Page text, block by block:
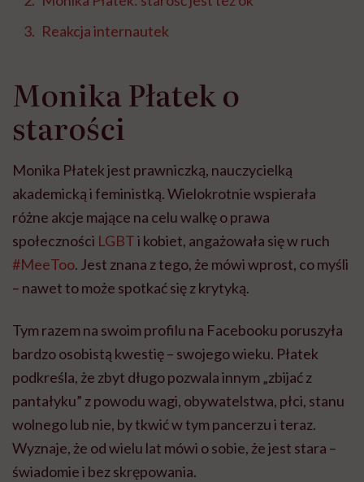
Reakcja internautek
Monika Płatek o
starości
Monika Płatek jest prawniczką, nauczycielką
akademicką i feministką. Wielokrotnie wspierała
różne akcje mające na celu walkę o prawa
społeczności LGBTi kobiet, angażowała się w ruch
#MeeToo. Jest znana z tego, że mówi wprost, co myśli
– nawet to może spotkać się z krytyką.
Tym razem na swoim profilu na Facebooku poruszyła
bardzo osobistą kwestię – swojego wieku. Płatek
podkreśla, że zbyt długo pozwala innym „zbijać z
pantałyku” z powodu wagi, obywatelstwa, płci, stanu
wolnego lub nie, by tkwić w tym pancerzu i teraz.
Wyznaje, że od wielu lat mówi o sobie, że jest stara –
świadomie i bez skrępowania.